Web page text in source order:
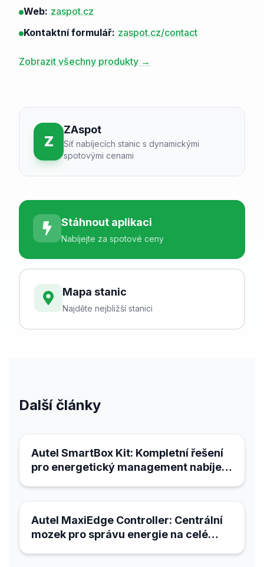
Web: zaspot.cz
Kontaktní formulář: zaspot.cz/contact
Zobrazit všechny produkty →
Z
ZAspot
Síť nabíjecích stanic s dynamickými
spotovými cenami
Stáhnout aplikaci
Nabíjejte za spotové ceny
Mapa stanic
Najděte nejbližší stanici
Další články
Autel SmartBox Kit: Kompletní řešení
pro energetický management nabíjecí
21. března 2026
Autel MaxiEdge Controller: Centrální
mozek pro správu energie na celé
18. března 2026